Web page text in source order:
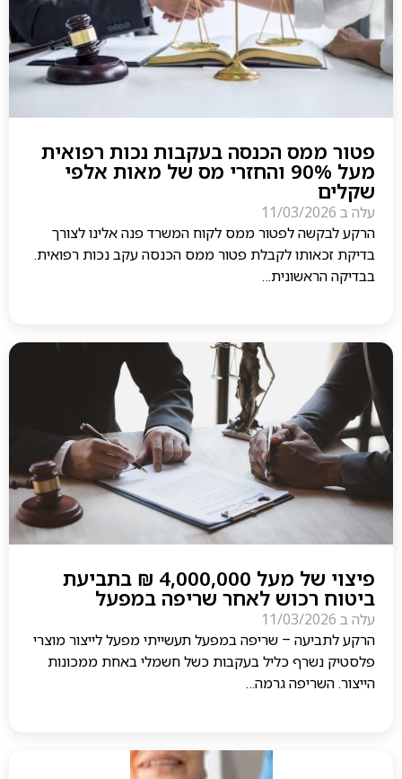
פטור ממס הכנסה בעקבות נכות רפואית
מעל 90% והחזרי מס של מאות אלפי
שקלים
עלה ב 11/03/2026
הרקע לבקשה לפטור ממס לקוח המשרד פנה אלינו לצורך
בדיקת זכאותו לקבלת פטור ממס הכנסה עקב נכות רפואית.
בבדיקה הראשונית…
פיצוי של מעל 4,000,000 ₪ בתביעת
ביטוח רכוש לאחר שריפה במפעל
עלה ב 11/03/2026
הרקע לתביעה – שריפה במפעל תעשייתי מפעל לייצור מוצרי
פלסטיק נשרף כליל בעקבות כשל חשמלי באחת ממכונות
הייצור. השריפה גרמה…